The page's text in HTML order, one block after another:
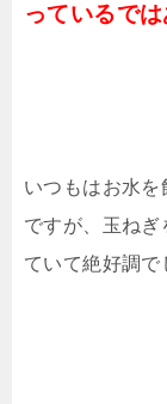
っているで
いつもはお水
ですが、玉ねぎ
ていて絶好調で